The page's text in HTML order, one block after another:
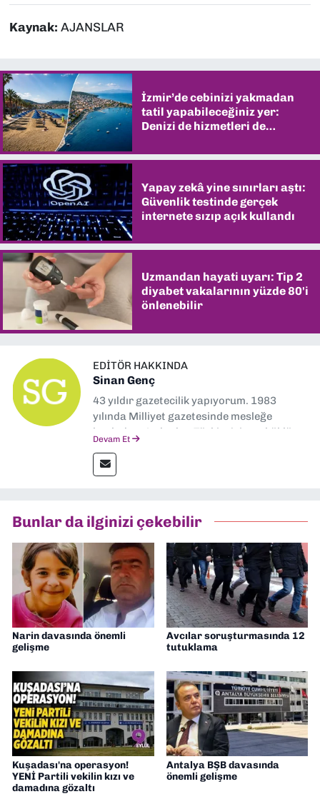
Kaynak: AJANSLAR
İzmir’de cebinizi yakmadan
tatil yapabileceğiniz yer:
Denizi de hizmetleri de
Yapay zekâ yine sınırları aştı:
Güvenlik testinde gerçek
internete sızıp açık kullandı
Uzmandan hayati uyarı: Tip 2
diyabet vakalarının yüzde 80'i
önlenebilir
EDITÖR HAKKINDA
Sinan Genç
43 yıldır gazetecilik yapıyorum. 1983
yılında Milliyet gazetesinde mesleğe
başladım. Ardından Türkiye’nin en köklü
muhabir, editör, müdür yardımcısı ve spor
müdürü olarak görev yaptım. Ayrıca Yeni
Gazetesi'nde editörlük yapıyorum
Devam Et
Bunlar da ilginizi çekebilir
Narin davasında önemli
gelişme
Avcılar soruşturmasında 12
tutuklama
Kuşadası'na operasyon!
YENİ Partili vekilin kızı ve
damadına gözaltı
Antalya BŞB davasında
önemli gelişme